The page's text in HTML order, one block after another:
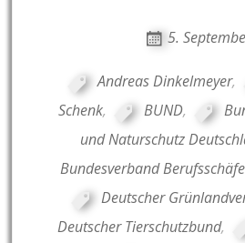
5.
Andreas Dinkelmeyer,
Schenk, BUND,
und Naturschutz
Bundesverband
Deutscher
Deutscher Tierschutzbund,